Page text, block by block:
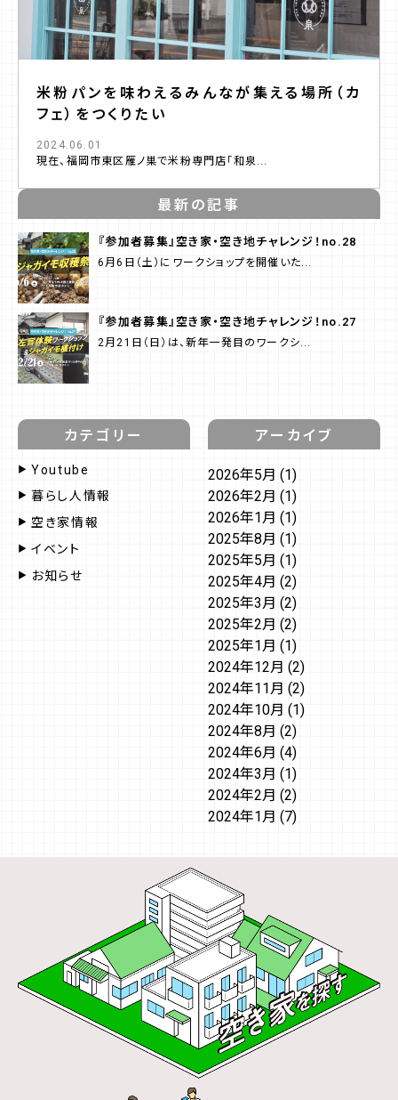
米粉パンを味わえるみんなが集える場所（カ
フェ）をつくりたい
2024.06.01
現在、福岡市東区雁ノ巣で米粉専門店「和泉...
最新の記事
『参加者募集』空き家・空き地チャレンジ！no.28
6月6日（土）にワークショップを開催いた...
『参加者募集』空き家・空き地チャレンジ！no.27
2月21日（日）は、新年一発目のワークシ...
カテゴリー
Youtube
暮らし人情報
空き家情報
イベント
お知らせ
アーカイブ
2026年5月 (1)
2026年2月 (1)
2026年1月 (1)
2025年8月 (1)
2025年5月 (1)
2025年4月 (2)
2025年3月 (2)
2025年2月 (2)
2025年1月 (1)
2024年12月 (2)
2024年11月 (2)
2024年10月 (1)
2024年8月 (2)
2024年6月 (4)
2024年3月 (1)
2024年2月 (2)
2024年1月 (7)